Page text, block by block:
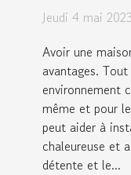
Jeudi 4 mai
Avoir une
avantages.
environnement
même et pour
peut aider à
chaleureuse et
détente et le...